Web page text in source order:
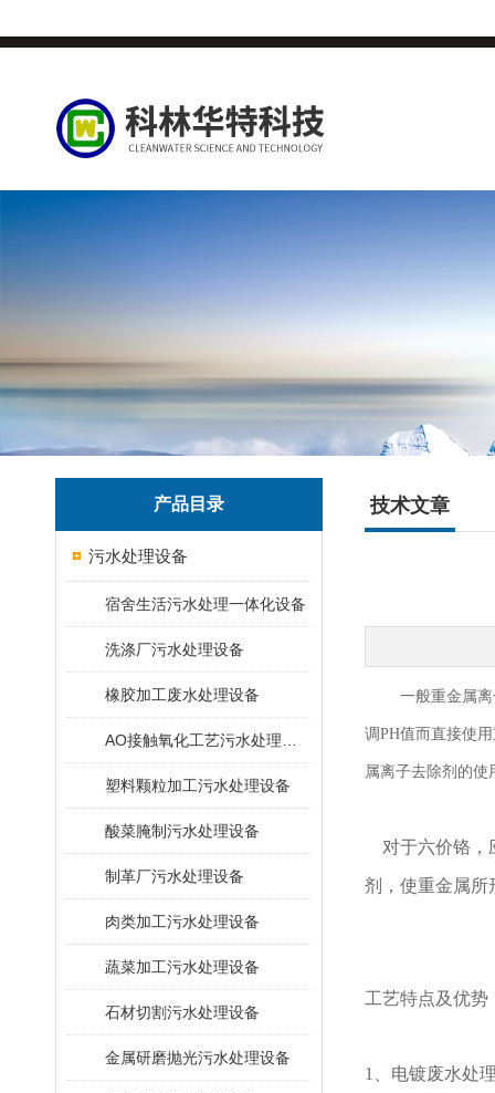
产品目录
污水处理设备
宿舍生活污水处理一体化设备
洗涤厂污水处理设备
橡胶加工废水处理设备
塑料颗粒加工污水处理设备
酸菜腌制污水处理设备
制革厂污水处理设备
肉类加工污水处理设备
蔬菜加工污水处理设备
石材切割污水处理设备
金属研磨抛光污水处理设备
技术文章
一般重金属
调PH值而直接使
属离子去除剂的使
对于六价铬，
剂，使重金属所
工艺特点及优势
1、电镀废水处